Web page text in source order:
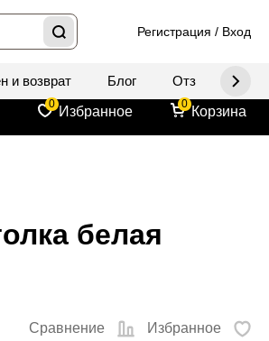
Регистрация / Вход
и возврат Блог Отзывы
0 Избранное 0 Корзина
белая
Сравнение
Избранное